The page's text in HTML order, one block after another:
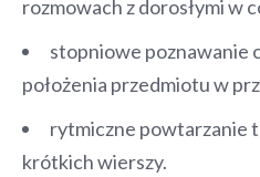
rozmowach z dorosłymi w
stopniowe poznawanie
położenia przedmiotu w
rytmiczne powtarzanie
krótkich wierszy.